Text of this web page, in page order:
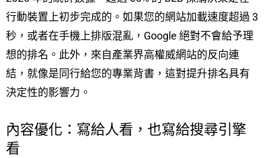
行動裝置上初步完成的。如果您的網站加載速度超過 3
秒，或者在手機上排版混亂，Google 絕對不會給予理
想的排名。此外，來自產業界高權威網站的反向連
結，就像是同行給您的專業背書，這對提升排名具有
決定性的影響力。
內容優化：寫給人看，也寫給搜尋引擎
看